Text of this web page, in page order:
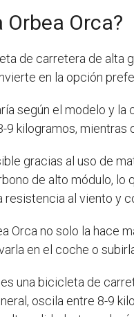
Orca?
de carretera de alta
en la opción
según el modelo y la
kilogramos, mientras
gracias al uso de
de alto módulo, lo
al viento y
Orca no solo la hace
en el coche o
es una bicicleta de
oscila entre 8-9